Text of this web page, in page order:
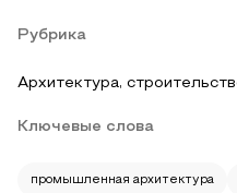
Рубрика
Архитектура,
Ключевые слова
промышленная архитектура